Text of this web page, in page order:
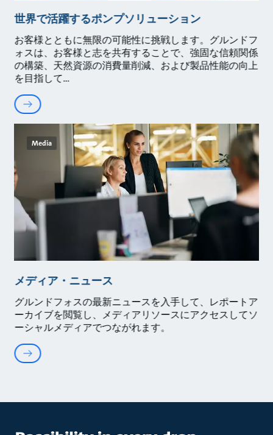
世界で活躍するポンプソリューション
お客様とともに無限の可能性に挑戦します。グルンドフ
ォスは、お客様と志を共有することで、強固な信頼関係
の構築、天然資源の消費量削減、および製品性能の向上
を目指して
Media
メディア・ニュース
グルンドフォスの最新ニュースを入手して、レポートア
ーカイブを閲覧し、メディアリソースにアクセスしてソ
ーシャルメディアでつながれます。